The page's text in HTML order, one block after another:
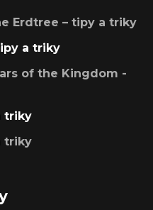
Erdtree – tipy a triky
a triky
of the Kingdom -
triky
triky